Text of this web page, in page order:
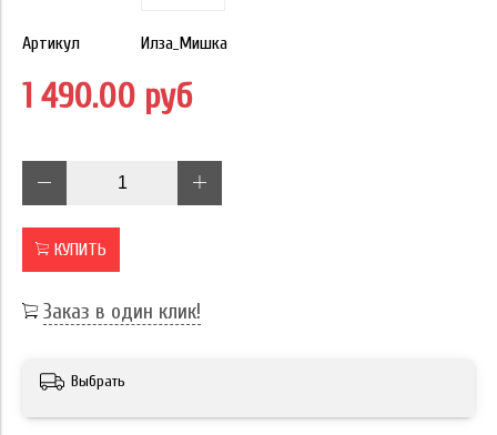
Артикул Илза_Мишка
1 490.00 руб
КУПИТЬ
Заказ в один клик!
Выбрать